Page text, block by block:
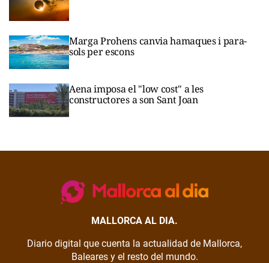
Marga Prohens canvia hamaques i para-
sols per escons
Aena imposa el "low cost" a les
constructores a son Sant Joan
MALLORCA AL DIA.
Diario digital que cuenta la actualidad de Mallorca,
Baleares y el resto del mundo.